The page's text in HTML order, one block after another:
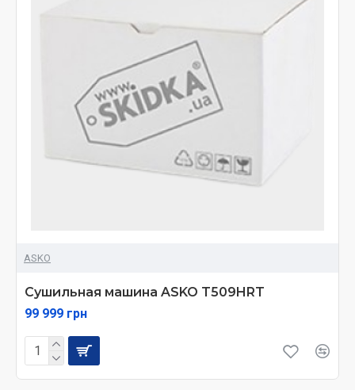
ASKO
Сушильная машина ASKO T509HRT
99 999 грн